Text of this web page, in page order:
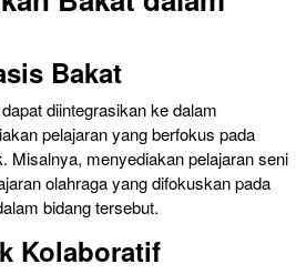
Bakat
diintegrasikan ke dalam
pelajaran yang berfokus pada
Misalnya, menyediakan pelajaran seni
olahraga yang difokuskan pada
bidang tersebut.
Kolaboratif